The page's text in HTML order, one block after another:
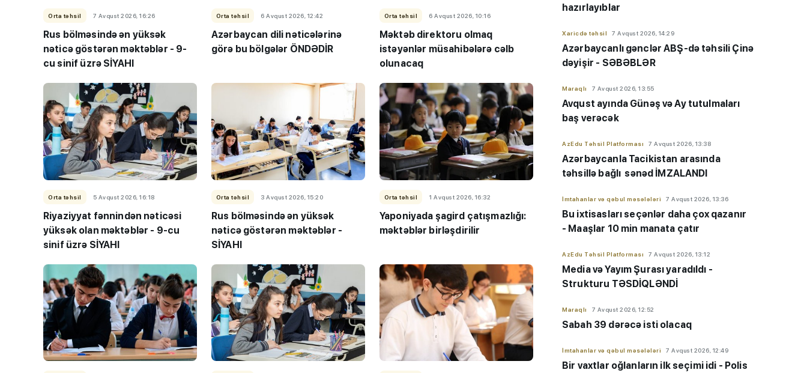
Orta təhsil 7 Avqust 2026, 16:26
Rus bölməsində ən yüksək
nəticə göstərən məktəblər - 9-
cu sinif üzrə SİYAHI
Orta təhsil 6 Avqust 2026, 12:42
Azərbaycan dili nəticələrinə
görə bu bölgələr ÖNDƏDİR
Orta təhsil 6 Avqust 2026, 10:16
Məktəb direktoru olmaq
istəyənlər müsahibələrə cəlb
olunacaq
Orta təhsil 5 Avqust 2026, 16:18
Riyaziyyat fənnindən nəticəsi
yüksək olan məktəblər - 9-cu
sinif üzrə SİYAHI
Orta təhsil 3 Avqust 2026, 15:20
Rus bölməsində ən yüksək
nəticə göstərən məktəblər -
SİYAHI
Orta təhsil 1 Avqust 2026, 16:32
Yaponiyada şagird çatışmazlığı:
məktəblər birləşdirilir
hazırlayıblar
Xaricdə təhsil 7 Avqust 2026, 14:29
Azərbaycanlı gənclər ABŞ-də təhsili Çinə
dəyişir - SƏBƏBLƏR
Maraqlı 7 Avqust 2026, 13:55
Avqust ayında Günəş və Ay tutulmaları
baş verəcək
AzEdu Təhsil Platforması 7 Avqust 2026, 13:38
Azərbaycanla Tacikistan arasında
təhsillə bağlı sənəd İMZALANDI
İmtahanlar və qəbul məsələləri 7 Avqust 2026, 13:36
Bu ixtisasları seçənlər daha çox qazanır
- Maaşlar 10 min manata çatır
AzEdu Təhsil Platforması 7 Avqust 2026, 13:12
Media və Yayım Şurası yaradıldı -
Strukturu TƏSDİQLƏNDİ
Maraqlı 7 Avqust 2026, 12:52
Sabah 39 dərəcə isti olacaq
İmtahanlar və qəbul məsələləri 7 Avqust 2026, 12:49
Bir vaxtlar oğlanların ilk seçimi idi - Polis